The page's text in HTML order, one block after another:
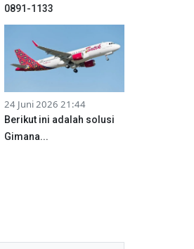
0891-1133
24 Juni 2026 21:44
Berikut ini adalah solusi
Gimana...